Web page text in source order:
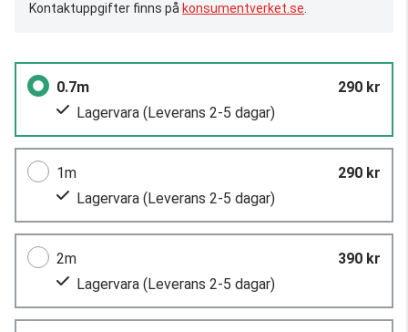
Kontaktuppgifter finns på konsumentverket.se
0.7m
290 kr
Lagervara (Leverans 2-5 dagar)
1m
290 kr
Lagervara (Leverans 2-5 dagar)
2m
390 kr
Lagervara (Leverans 2-5 dagar)